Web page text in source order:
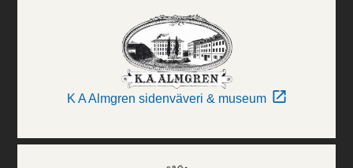
K A Almgren sidenväveri & museum